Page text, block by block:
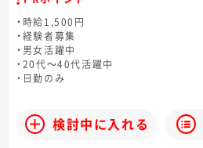
・時給1,500円
・経験者募集
・男女活躍中
・20代～40代活躍中
・日勤のみ
検討中に入れる